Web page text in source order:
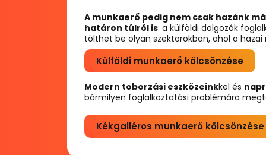
A munkaerő pedig nem csak hazánk
határon túlról is: a külföldi dolgozók
tölthet be olyan szektorokban, ahol a
Külföldi munkaerő kölcsönzése
Modern toborzási eszközeinkkel és
bármilyen foglalkoztatási problémára
Kékgalléros munkaerő kölcsönzése